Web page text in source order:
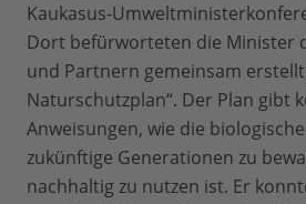
Kaukasus-
Dort befürworteten die Minister
und Partnern gemeinsam
Naturschutzplan“. Der Plan gibt
Anweisungen, wie die
zukünftige Generationen zu
nachhaltig zu nutzen ist. Er